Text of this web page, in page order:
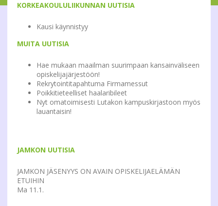
KORKEAKOULULIIKUNNAN UUTISIA
Kausi käynnistyy
MUITA UUTISIA
Hae mukaan maailman suurimpaan kansainväliseen
opiskelijajärjestöön!
Rekrytointitapahtuma Firmamessut
Poikkitieteelliset haalaribileet
Nyt omatoimisesti Lutakon kampuskirjastoon myös
lauantaisin!
JAMKON UUTISIA
JAMKON JÄSENYYS ON AVAIN OPISKELIJAELÄMÄN
ETUIHIN
Ma 11.1.